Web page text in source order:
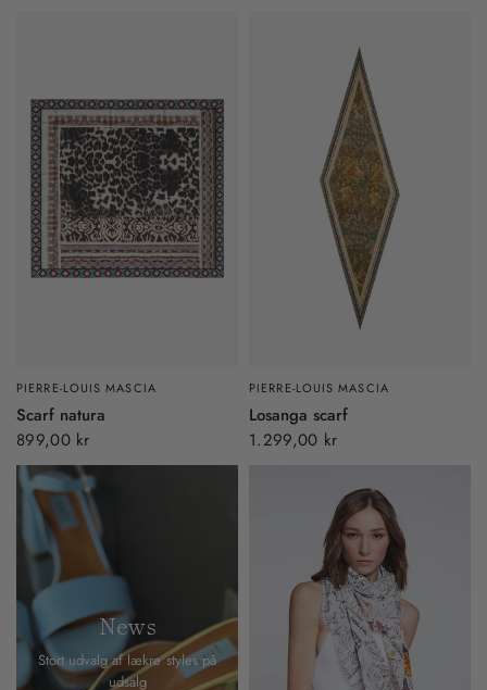
PIERRE-LOUIS MASCIA
Scarf natura
899,00 kr
PIERRE-LOUIS MASCIA
Losanga scarf
1.299,00 kr
News
Stort udvalg af lækre styles på
udsalg